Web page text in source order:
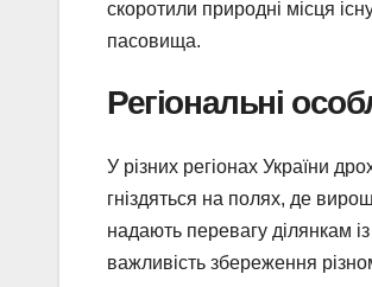
скоротили природні місця
пасовища.
Регіональні
У різних регіонах України
гніздяться на полях, де
надають перевагу ділянкам
важливість збереження